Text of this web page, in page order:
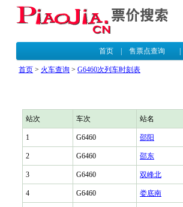
首页| 售票点查询
首页 > 火车查询 > G6460次列车时刻表
站次 车次 站名
1 G6460 邵阳
2 G6460 邵东
3 G6460 双峰北
4 G6460 娄底南